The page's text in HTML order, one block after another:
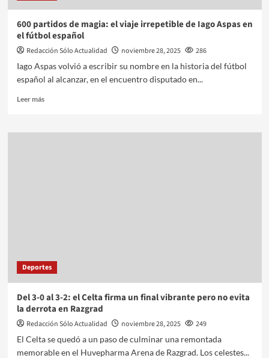
600 partidos de magia: el viaje irrepetible de Iago Aspas en
el fútbol español
Redacción Sólo Actualidad noviembre 28, 2025
286
Iago Aspas volvió a escribir su nombre en la historia del fútbol
español al alcanzar, en el encuentro disputado en...
Leer más
Deportes
Del 3-0 al 3-2: el Celta firma un final vibrante pero no evita
la derrota en Razgrad
Redacción Sólo Actualidad noviembre 28, 2025
249
El Celta se quedó a un paso de culminar una remontada
memorable en el Huvepharma Arena de Razgrad. Los celestes...